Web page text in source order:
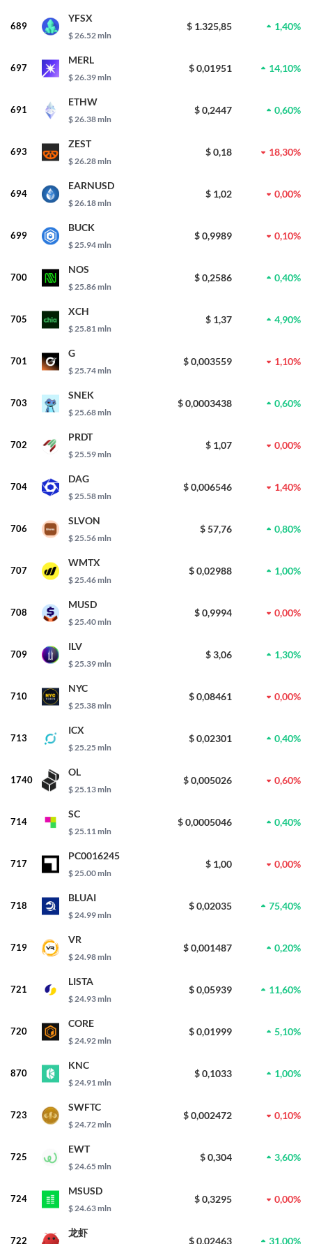
689
YFSX
$ 26.52 mln
$ 1.325,85 1,40%
697
MERL
$ 26.39 mln
$ 0,01951 14,10%
691
ETHW
$ 26.38 mln
$ 0,2447 0,60%
693
ZEST
$ 26.28 mln
$ 0,18 18,30%
694
EARNUSD
$ 26.18 mln
$ 1,02 0,00%
699
BUCK
$ 25.94 mln
$ 0,9989 0,10%
700
NOS
$ 25.86 mln
$ 0,2586 0,40%
705
XCH
$ 25.81 mln
$ 1,37 4,90%
701
G
$ 25.74 mln
$ 0,003559 1,10%
703
SNEK
$ 25.68 mln
$ 0,0003438 0,60%
702
PRDT
$ 25.59 mln
$ 1,07 0,00%
704
DAG
$ 25.58 mln
$ 0,006546 1,40%
706
SLVON
$ 25.56 mln
$ 57,76 0,80%
707
WMTX
$ 25.46 mln
$ 0,02988 1,00%
708
MUSD
$ 25.40 mln
$ 0,9994 0,00%
709
ILV
$ 25.39 mln
$ 3,06 1,30%
710
NYC
$ 25.38 mln
$ 0,08461 0,00%
713
ICX
$ 25.25 mln
$ 0,02301 0,40%
1740
OL
$ 25.13 mln
$ 0,005026 0,60%
714
SC
$ 25.11 mln
$ 0,0005046 0,40%
717
PC0016245
$ 25.00 mln
$ 1,00 0,00%
718
BLUAI
$ 24.99 mln
$ 0,02035 75,40%
719
VR
$ 24.98 mln
$ 0,001487 0,20%
721
LISTA
$ 24.93 mln
$ 0,05939 11,60%
720
CORE
$ 24.92 mln
$ 0,01999 5,10%
870
KNC
$ 24.91 mln
$ 0,1033 1,00%
723
SWFTC
$ 24.72 mln
$ 0,002472 0,10%
725
EWT
$ 24.65 mln
$ 0,304 3,60%
724
MSUSD
$ 24.63 mln
$ 0,3295 0,00%
722
龙虾
$ 0,02463 31,00%